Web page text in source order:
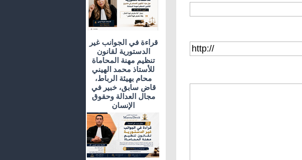
قراءة في الجوانب غير
الدستورية لقانون
تنظيم مهنة المحاماة
للأستاذ محمد الهيني
محام بهيئة الرباط،
قاض سابق، خبير في
مجال العدالة وحقوق
الإنسان